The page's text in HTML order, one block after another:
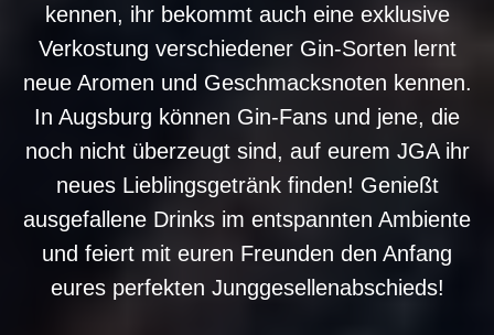
kennen, ihr bekommt auch eine exklusive
Verkostung verschiedener Gin-Sorten lernt
neue Aromen und Geschmacksnoten kennen.
In Augsburg können Gin-Fans und jene, die
noch nicht überzeugt sind, auf eurem JGA ihr
neues Lieblingsgetränk finden! Genießt
ausgefallene Drinks im entspannten Ambiente
und feiert mit euren Freunden den Anfang
eures perfekten Junggesellenabschieds!